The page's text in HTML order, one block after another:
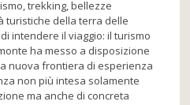
trekking, bellezze
turistiche della terra delle
intendere il viaggio: il turismo
ha messo a disposizione
nuova frontiera di esperienza
non più intesa solamente
ma anche di concreta